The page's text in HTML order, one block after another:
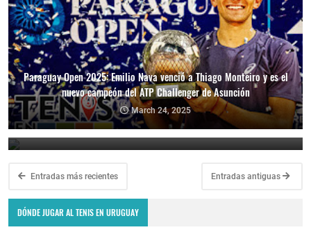
Paraguay Open 2025: Emilio Nava venció a Thiago Monteiro y es el
nuevo campeón del ATP Challenger de Asunción
March 24, 2025
Paraguay Open 2025: Thiago Monteiro vs. Emilio Nava por el título
en el ATP Challenger de Asunción
March 23, 2025
Entradas más recientes Entradas antiguas
DÓNDE JUGAR AL TENIS EN URUGUAY